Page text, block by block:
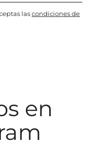
lascondiciones de
en